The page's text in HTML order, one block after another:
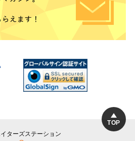
TOP
ターズステーション